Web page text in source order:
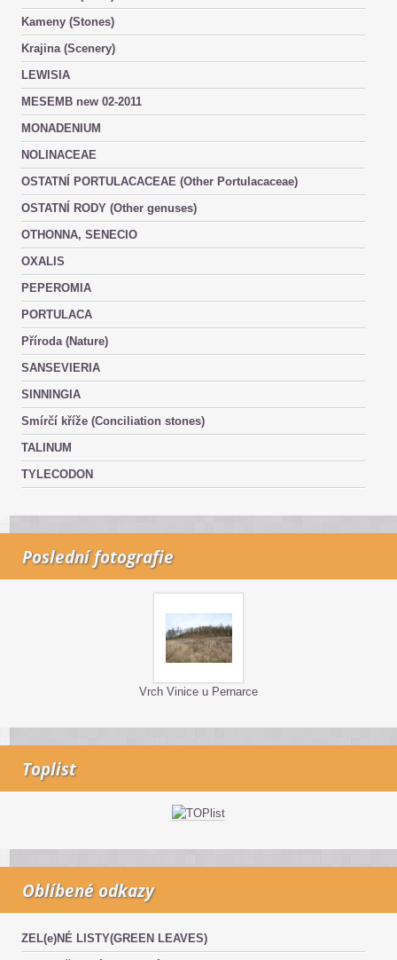
Kameny (Stones)
Krajina (Scenery)
LEWISIA
MESEMB new 02-2011
MONADENIUM
NOLINACEAE
OSTATNÍ PORTULACACEAE (Other Portulacaceae)
OSTATNÍ RODY (Other genuses)
OTHONNA, SENECIO
OXALIS
PEPEROMIA
PORTULACA
Příroda (Nature)
SANSEVIERIA
SINNINGIA
Smírčí kříže (Conciliation stones)
TALINUM
TYLECODON
Poslední fotografie
Vrch Vinice u Pernarce
Toplist
Oblíbené odkazy
ZEL(e)NÉ LISTY(GREEN LEAVES)